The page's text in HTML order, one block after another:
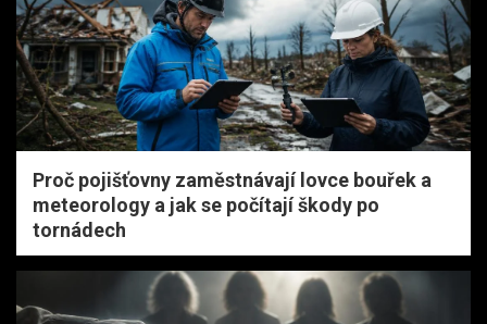
Proč pojišťovny zaměstnávají lovce bouřek a
meteorology a jak se počítají škody po
tornádech